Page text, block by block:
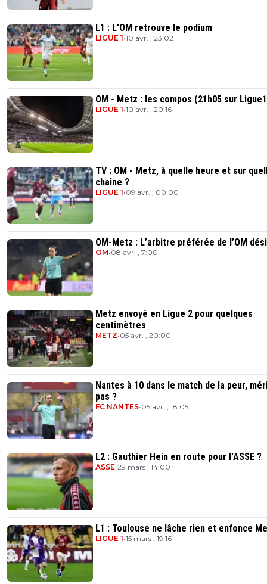
L1 : L'OM retrouve le podium
LIGUE 1•10 avr. , 23:02
OM - Metz : les compos (21h05 sur
LIGUE 1•10 avr. , 20:16
TV : OM - Metz, à quelle heure et sur
chaîne ?
LIGUE 1•09 avr. , 00:00
OM-Metz : L’arbitre préférée de l’OM
OM•08 avr. , 7:00
Metz envoyé en Ligue 2 pour quelques
centimètres
METZ•05 avr. , 20:00
Nantes à 10 dans le match de la peur,
pas ?
FC NANTES•05 avr. , 18:05
L2 : Gauthier Hein en route pour l'ASSE ?
ASSE•29 mars , 14:00
L1 : Toulouse ne lâche rien et enfonce
LIGUE 1•15 mars , 19:16